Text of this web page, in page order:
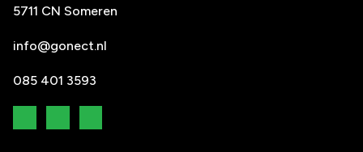
5711 CN Someren
info@gonect.nl
085 401 3593